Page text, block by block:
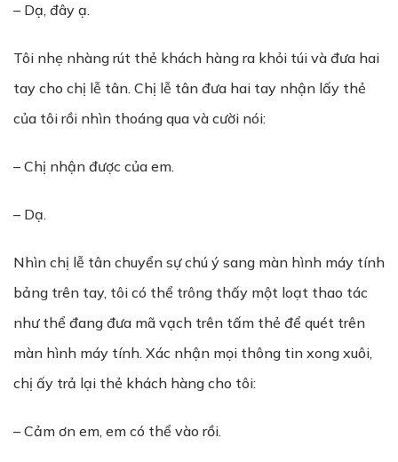
– Dạ, đây ạ.
Tôi nhẹ nhàng rút thẻ khách hàng ra khỏi túi và đưa hai
tay cho chị lễ tân. Chị lễ tân đưa hai tay nhận lấy thẻ
của tôi rồi nhìn thoáng qua và cười nói:
– Chị nhận được của em.
– Dạ.
Nhìn chị lễ tân chuyển sự chú ý sang màn hình máy tính
bảng trên tay, tôi có thể trông thấy một loạt thao tác
như thể đang đưa mã vạch trên tấm thẻ để quét trên
màn hình máy tính. Xác nhận mọi thông tin xong xuôi,
chị ấy trả lại thẻ khách hàng cho tôi:
– Cảm ơn em, em có thể vào rồi.